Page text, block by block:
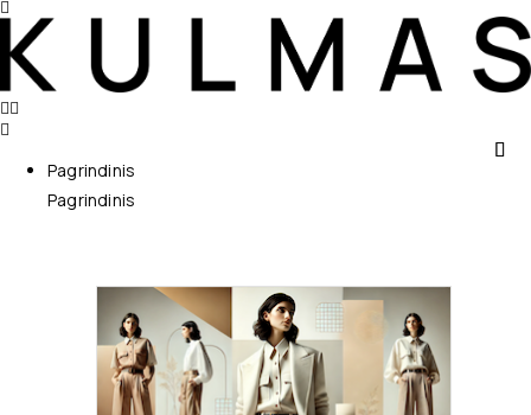
Pagrindinis
Pagrindinis